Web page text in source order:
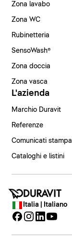
Zona lavabo
Zona WC
Rubinetteria
SensoWash®
Zona doccia
Zona vasca
L'azienda
Marchio Duravit
Referenze
Comunicati stampa
Cataloghi e listini
Italia | Italiano